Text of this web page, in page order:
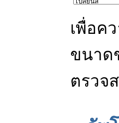
เพื่อค
ขนาด
ตรวจ